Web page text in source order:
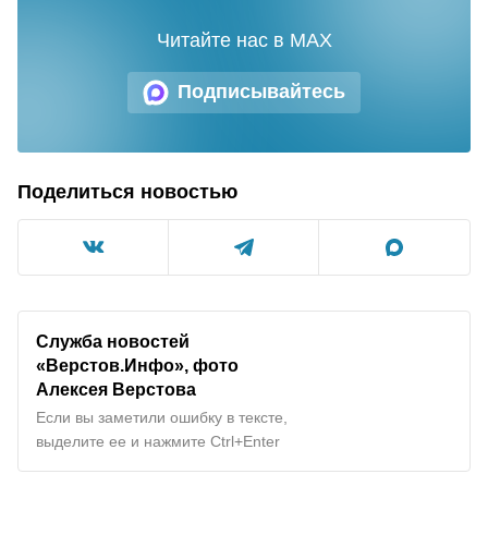
Подписывайтесь
Читайте нас в MAX
Поделиться новостью
Служба новостей
«Верстов.Инфо», фото
Алексея Верстова
Если вы заметили ошибку в тексте,
выделите ее и нажмите Ctrl+Enter